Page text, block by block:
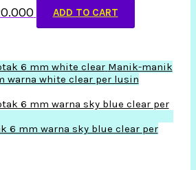
ADD TO CART
Manik-manik
warna white clear per lusin
6 mm warna sky blue clear per